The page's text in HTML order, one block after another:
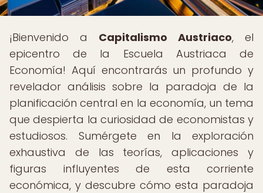
¡Bienvenido a Capitalismo Austriaco, el
epicentro de la Escuela Austriaca de
Economía! Aquí encontrarás un profundo y
revelador análisis sobre la paradoja de la
planificación central en la economía, un tema
que despierta la curiosidad de economistas y
estudiosos. Sumérgete en la exploración
exhaustiva de las teorías, aplicaciones y
figuras influyentes de esta corriente
económica, y descubre cómo esta paradoja